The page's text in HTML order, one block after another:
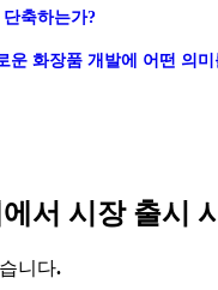
축하는가?
운 화장품 개발에 어떤 의
서 시장 출시
니다.